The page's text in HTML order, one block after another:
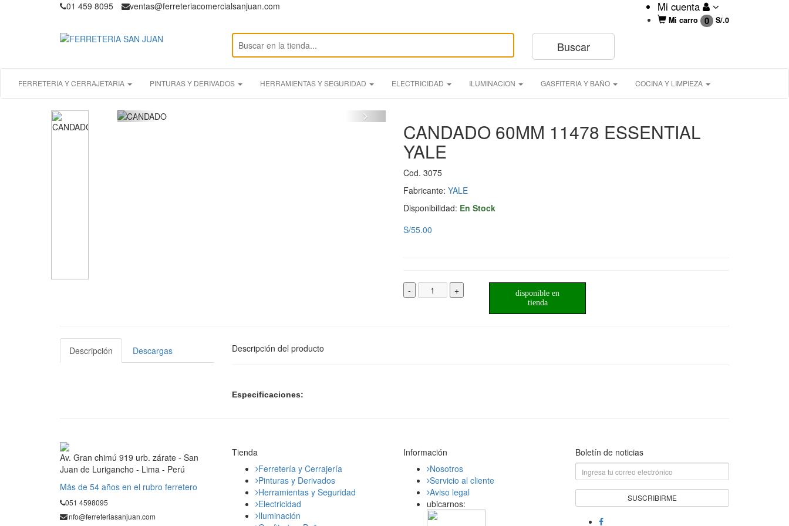
01 459 8095 ventas@ferreteriacomercialsanjuan.com Mi cuenta
Mi carro 0 S/.0
FERRETERIA Y CERRAJETARIA PINTURAS Y DERIVADOS HERRAMIENTAS Y SEGURIDAD ELECTRICIDAD ILUMINACION GASFITERIA Y BAÑO COCINA Y LIMPIEZA
CANDADO 60MM 11478 ESSENTIAL
YALE
Cod. 3075
Fabricante: YALE
Disponibilidad: En Stock
S/55.00
- +
disponible en
tienda
Descripción Descargas Descripción del producto
Especificaciones:
Av. Gran chimú 919 urb. zárate - San
Juan de Lurigancho - Lima - Perú
Mås de 54 años en el rubro ferretero
051 4598095
info@ferreteriasanjuan.com
Tienda
Ferretería y Cerrajería
Pinturas y Derivados
Herramientas y Seguridad
Electricidad
Iluminación
Información
Nosotros
Servicio al cliente
Aviso legal
ubicarnos:
Boletín de noticias